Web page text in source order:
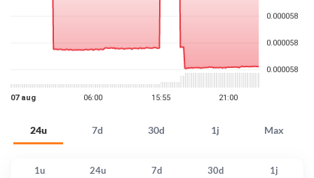
24u 7d 30d 1j Max
1u 24u 7d 30d
1j